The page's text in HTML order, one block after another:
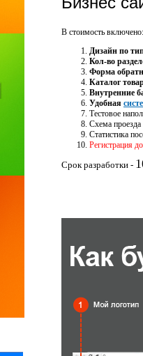
В стоимость включено:
Дизайн по
Кол-во
Форма
Каталог
Внутренние
Удобная
Тестовое
Схема
Статистика
Регистрация
Срок разработки -